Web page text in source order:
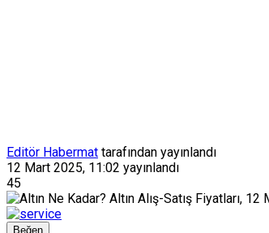
Editör Habermat tarafından yayınlandı
12 Mart 2025, 11:02 yayınlandı
45
Beğen